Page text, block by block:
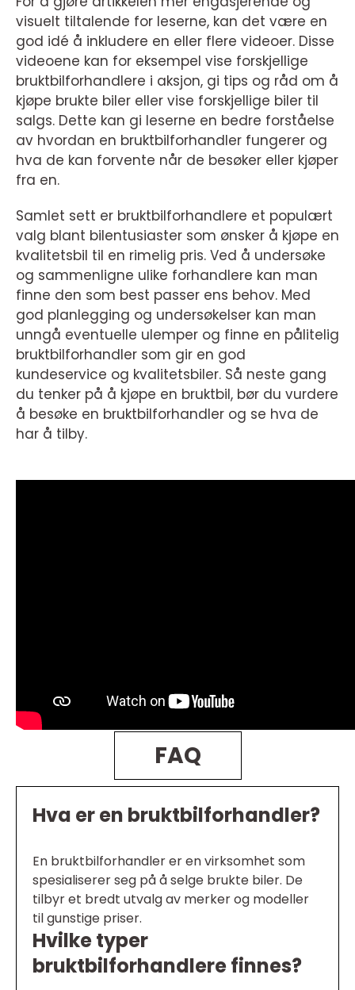
visuelt tiltalende for leserne, kan det være en
god idé å inkludere en eller flere videoer. Disse
videoene kan for eksempel vise forskjellige
bruktbilforhandlere i aksjon, gi tips og råd om å
kjøpe brukte biler eller vise forskjellige biler til
salgs. Dette kan gi leserne en bedre forståelse
av hvordan en bruktbilforhandler fungerer og
hva de kan forvente når de besøker eller kjøper
fra en.
Samlet sett er bruktbilforhandlere et populært
valg blant bilentusiaster som ønsker å kjøpe en
kvalitetsbil til en rimelig pris. Ved å undersøke
og sammenligne ulike forhandlere kan man
finne den som best passer ens behov. Med
god planlegging og undersøkelser kan man
unngå eventuelle ulemper og finne en pålitelig
bruktbilforhandler som gir en god
kundeservice og kvalitetsbiler. Så neste gang
du tenker på å kjøpe en bruktbil, bør du vurdere
å besøke en bruktbilforhandler og se hva de
har å tilby.
FAQ
Hva er en bruktbilforhandler?
En bruktbilforhandler er en virksomhet som
spesialiserer seg på å selge brukte biler. De
tilbyr et bredt utvalg av merker og modeller
til gunstige priser.
Hvilke typer
bruktbilforhandlere finnes?